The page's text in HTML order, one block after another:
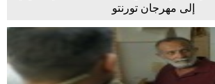
صحة
إلى مهرجان تورنتو